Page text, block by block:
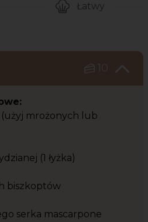
Łatwy
10
mrożonych lub
(1 łyżka)
biszkoptów
serka mascarpone